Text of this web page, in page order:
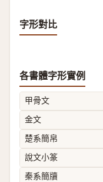
字形對比
各書體字形實例
甲骨文
金文
楚系簡帛
說文小篆
秦系簡牘